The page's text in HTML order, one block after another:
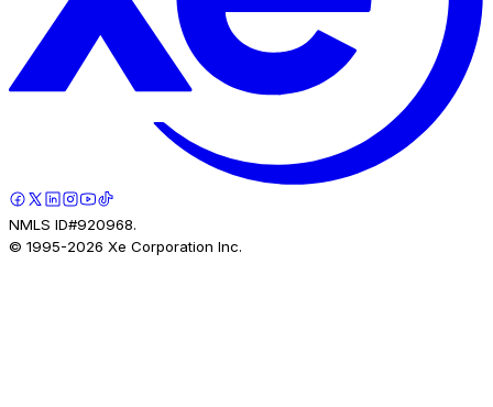
NMLS ID#920968.
© 1995-2026 Xe Corporation Inc.